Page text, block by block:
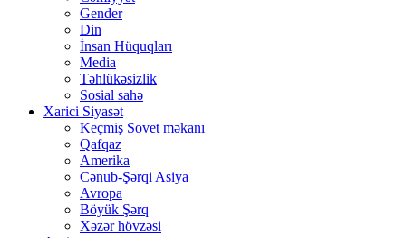
Gender
Din
İnsan Hüquqları
Media
Təhlükəsizlik
Sosial sahə
Xarici Siyasət
Keçmiş Sovet məkanı
Qafqaz
Amerika
Cənub-Şərqi Asiya
Avropa
Böyük Şərq
Xəzər hövzəsi